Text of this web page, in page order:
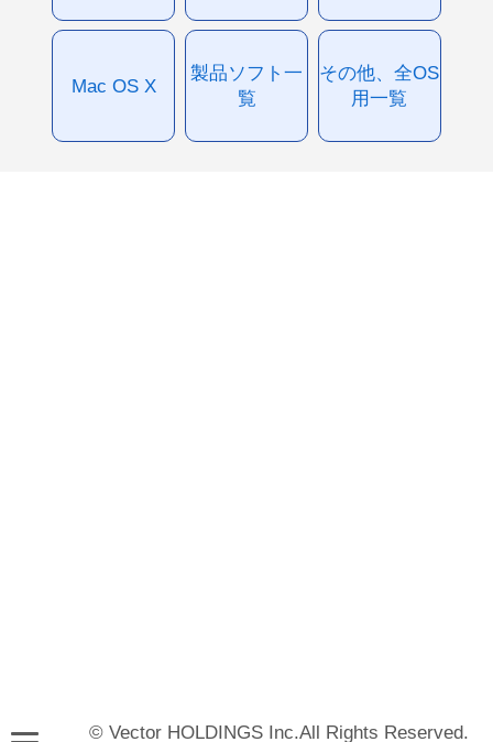
Mac OS X
製品ソフト一
覧
その他、全OS
用一覧
© Vector HOLDINGS Inc.All Rights Reserved.